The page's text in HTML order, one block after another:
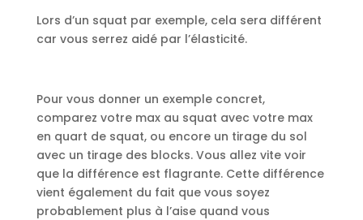
Lors d’un squat par exemple, cela sera différent
car vous serrez aidé par l’élasticité.
Pour vous donner un exemple concret,
comparez votre max au squat avec votre max
en quart de squat, ou encore un tirage du sol
avec un tirage des blocks. Vous allez vite voir
que la différence est flagrante. Cette différence
vient également du fait que vous soyez
probablement plus à l’aise quand vous